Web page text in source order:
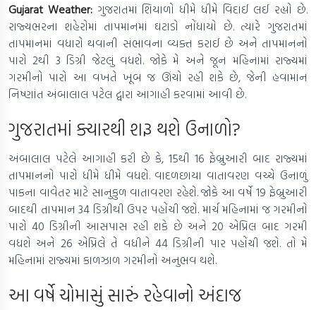
Gujarat Weather:ગુજરાતમાં શિયાળો ધીમે ધીમે વિદાઈ લઈ રહ્યો છે.
રાજ્યભરના શહેરોમાં તાપમાનમાં ઘટાડો નોંધાયો છે. ત્યારે ગુજરાતમાં
તાપમાનમાં વધારો થવાની સંભાવના વ્યક્ત કરાઈ છે અને તાપમાનનો
પારો 2થી 3 ડિગ્રી જેટલું વધશે. જોકે મે અને જૂન મહિનામાં રાજ્યમાં
ગરમીનો પારો આ વખતે ખૂબ જ ઊંચો રહી શકે છે, જેની હવામાન
નિષ્ણાંત અંબાલાલ પટેલ દ્વારા આગાહી કરવામાં આવી છે.
ગુજરાતમાં ક્યારથી શરૂ થશે ઉનાળો?
અંબાલાલ પટેલે આગાહી કરી છે કે, 15થી 16 ફેબ્રુઆરી બાદ રાજ્યમાં
તાપમાનનો પારો ધીમે ધીમે વધશે. વાદળછાયા વાતાવરણ વચ્ચે ઉનાળું
પાકના વાવેતર માટે સાનુકુળ વાતાવરણ રહેશે. જોકે આ વર્ષે 19 ફેબ્રુઆરી
બાદથી તાપમાન 34 ડિગ્રીથી ઉપર પહોંચી જશે. માર્ચ મહિનામાં જ ગરમીનો
પારો 40 ડિગ્રીની આસપાસ રહી શકે છે અને 20 એપ્રિલ બાદ ગરમી
વધશે અને 26 એપ્રિલે તે વધીને 44 ડિગ્રીની પાર પહોંચી જશે. તો મે
મહિનામાં રાજ્યમાં કાળઝાળ ગરમીનો અનુભવ થશે.
આ વર્ષે ચોમાસું સારું રહેવાનો અંદાજ